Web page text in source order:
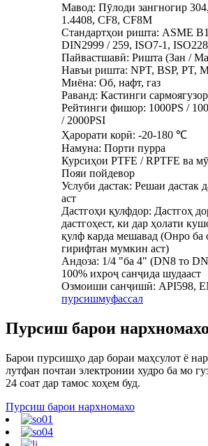
Мавод: Пӯлоди зангногир
1.4408, CF8, CF8M
Стандартҳои ришта: ASME
DIN2999 / 259, ISO7-1,
Пайвастшавӣ: Ришта (Зан /
Навъи ришта: NPT, BSP, PT,
Миёна: Об, нафт, газ
Раванд: Кастинги
Рейтинги фишор: 1000PS /
/ 2000PSI
Ҳарорати корӣ: -20-180 ℃
Намуна: Порти пурра
Курсиҳои PTFE / RPTFE ва
Пояи пойдевор
Услуби дастак: Решаи дастак
аст
Дастгоҳи қулфдор: Дастгоҳ
дастгоҳест, ки дар ҳолати
қулф карда мешавад (Онро ба
гирифтан мумкин аст)
Андоза: 1/4 "ба 4" (DN8 то
100% ихроҷ санҷида шудааст
Озмоиши санҷишӣ: API598,
пурсишмуфассал
Пурсиш барои нархномахо
Барои пурсишҳо дар бораи маҳсулот ё
лутфан почтаи электронии худро ба мо
24 соат дар тамос хоҳем буд.
Пурсиш барои нархномахо